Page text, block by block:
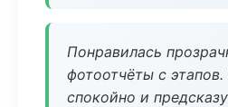
Понравилась
фотоотчёты с
спокойно и